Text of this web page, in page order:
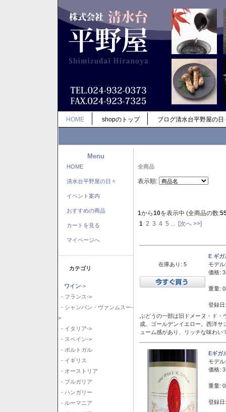
HOME shopのトップ ブログ清水台平野屋の日
Menu
HOME
清水台平野屋の日々
イベント案内
おすすめの商品
カートを見る
マイページへ
カテゴリ
ワイン->
- フランス->
- シャンパン・ヴァンムスー-
>
- イタリア->
- スペイン->
- ポルトガル
- イギリス
- オーストリア
- ブルガリア
- ハンガリー
- ルーマニア
全商品
表示順:
1から10を表示中 (全商品の数:
1 2 3 4 5 [次へ >>]
在庫あり: 5
E ギ
モデル:
価格:
重量:
登録
ぶどうの一部は旧ドメーヌ・ド・
成。ゴールデンイエロー。西洋
ューム感があり、リッチな味わい
Eギガ
モデル:
価格:
重量:
登録